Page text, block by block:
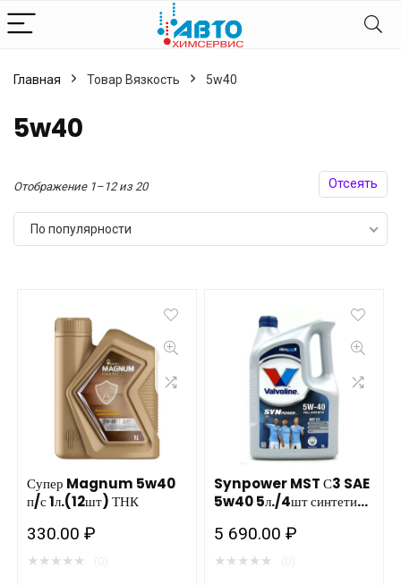
Главная Товар Вязкость 5w40
5w40
Отсеять
Отображение 1–12 из 20Сортировка:
по
По популярности
Супер Magnum 5w40
п/с 1л.(12шт) ТНК
330.00₽
★ ★ ★ ★ ★
Synpower MST С3 SAE
5w40 5л./4шт синтетика
подходит д/газовых
двигателей
5 690.00₽
★ ★ ★ ★ ★